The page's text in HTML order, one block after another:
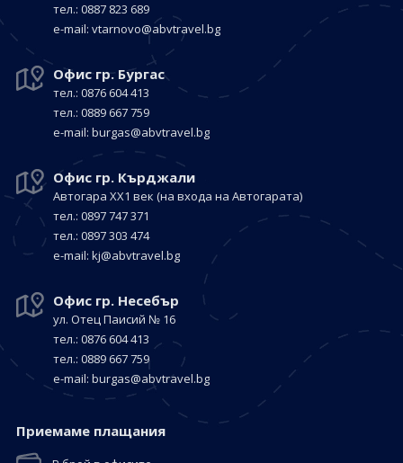
тел.: 0887 823 689
е-mail: vtarnovo@abvtravel.bg
Офис гр. Бургас
тел.: 0876 604 413
тел.: 0889 667 759
е-mail: burgas@abvtravel.bg
Офис гр. Кърджали
Автогара ХХ1 век (на входа на Автогарата)
тел.: 0897 747 371
тел.: 0897 303 474
е-mail: kj@abvtravel.bg
Офис гр. Несебър
ул. Отец Паисий № 16
тел.: 0876 604 413
тел.: 0889 667 759
е-mail: burgas@abvtravel.bg
Приемaме плащания